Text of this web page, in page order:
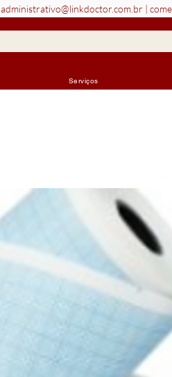
administrativo@linkdoctor.com.br |
Serviços